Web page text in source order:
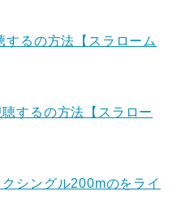
するの方法【スラローム
するの方法【スラロー
シングル200mのをライ